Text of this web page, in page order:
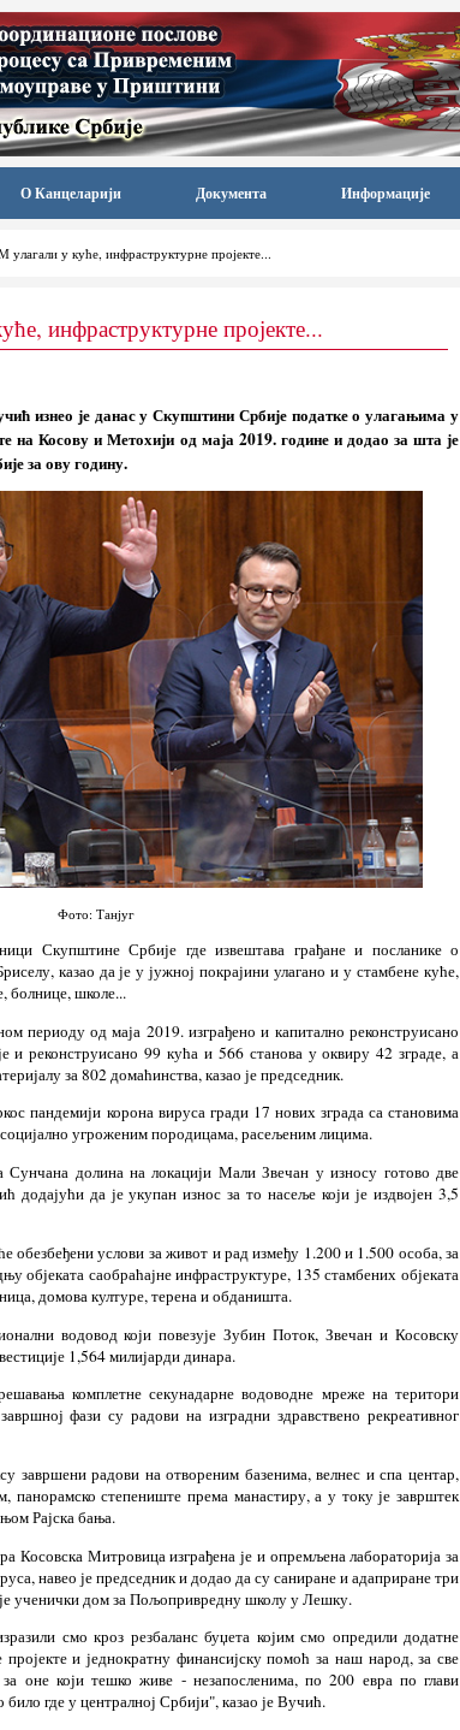
О Канцеларији Документа Информације
у куће, инфраструктурне пројекте...
инфраструктурне пројекте...
изнео је данас у Скупштини Србије податке о улагањима у
на Косову и Метохији од маја 2019. године и додао за шта је
за ову годину.
Фото: Танјуг
Скупштине Србије где извештава грађане и посланике о
казао да је у јужној покрајини улагано и у стамбене куће,
болнице, школе...
периоду од маја 2019. изграђено и капитално реконструисано
и реконструисано 99 кућа и 566 станова у оквиру 42 зграде, а
за 802 домаћинства, казао је председник.
пандемији корона вируса гради 17 нових зграда са становима
угроженим породицама, расељеним лицима.
Сунчана долина на локацији Мали Звечан у износу готово две
додајући да је укупан износ за то насеље који је издвојен 3,5
обезбеђени услови за живот и рад између 1.200 и 1.500 особа, за
објеката саобраћајне инфраструктуре, 135 стамбених објеката
домова културе, терена и обданишта.
водовод који повезује Зубин Поток, Звечан и Косовску
1,564 милијарди динара.
комплетне секунадарне водоводне мреже на територи
фази су радови на изградни здравствено рекреативног
завршени радови на отвореним базенима, велнес и спа центар,
панорамско степениште према манастиру, а у току је заврштек
Рајска бања.
Косовска Митровица изграђена је и опремљена лабораторија за
навео је председник и додао да су саниране и адаприране три
ученички дом за Пољопривредну школу у Лешку.
смо кроз резбаланс буџета којим смо опредили додатне
и једнократну финансијску помоћ за наш народ, за све
оне који тешко живе - незапосленима, по 200 евра по глави
где у централној Србији", казао је Вучић.